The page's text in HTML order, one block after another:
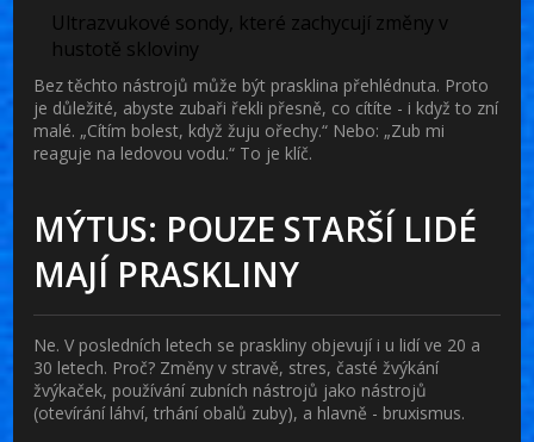
Ultrazvukové sondy, které zachycují změny v
hustotě skloviny
Bez těchto nástrojů může být prasklina přehlédnuta. Proto
je důležité, abyste zubaři řekli přesně, co cítíte - i když to zní
malé. „Cítím bolest, když žuju ořechy.“ Nebo: „Zub mi
reaguje na ledovou vodu.“ To je klíč.
MÝTUS: POUZE STARŠÍ LIDÉ
MAJÍ PRASKLINY
Ne. V posledních letech se praskliny objevují i u lidí ve 20 a
30 letech. Proč? Změny v stravě, stres, časté žvýkání
žvýkaček, používání zubních nástrojů jako nástrojů
(otevírání láhví, trhání obalů zuby), a hlavně - bruxismus.